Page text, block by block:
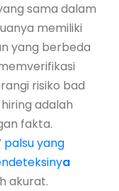
sama dalam
memiliki
yang berbeda
risiko bad
adalah
fakta.
palsu yang
a
akurat.